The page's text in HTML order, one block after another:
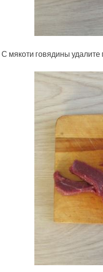
С мякоти говядины удалите